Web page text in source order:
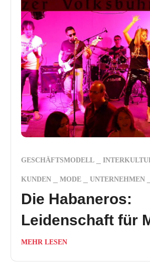
GESCHÄFTSMODELL
KUNDEN MODE UNTERNEHMEN
Die Habaneros:
Leidenschaft für
MEHR LESEN